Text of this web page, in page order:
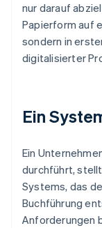
nur darauf
Papierform auf
sondern in
digitalisierter
Ein
Ein
durchführt,
Systems, das
Buchführung
Anforderungen